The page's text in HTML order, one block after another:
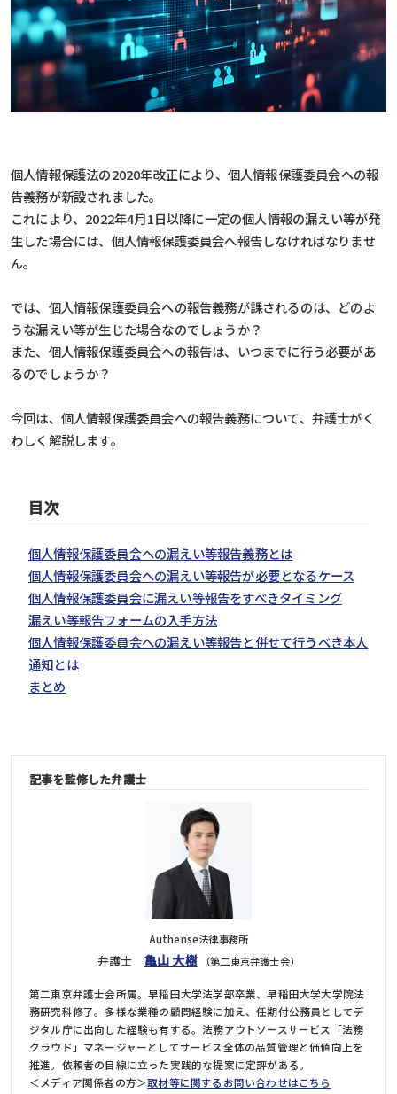
個人情報保護法の2020年改正により、個人情報保護委員会への報
告義務が新設されました。
これにより、2022年4月1日以降に一定の個人情報の漏えい等が発
生した場合には、個人情報保護委員会へ報告しなければなりませ
ん。
では、個人情報保護委員会への報告義務が課されるのは、どのよ
うな漏えい等が生じた場合なのでしょうか？
また、個人情報保護委員会への報告は、いつまでに行う必要があ
るのでしょうか？
今回は、個人情報保護委員会への報告義務について、弁護士がく
わしく解説します。
目次
個人情報保護委員会への漏えい等報告義務とは
個人情報保護委員会への漏えい等報告が必要となるケース
個人情報保護委員会に漏えい等報告をすべきタイミング
漏えい等報告フォームの入手方法
個人情報保護委員会への漏えい等報告と併せて行うべき本人
通知とは
まとめ
記事を監修した弁護士
Authense法律事務所
弁護士 亀山 大樹 （第二東京弁護士会）
第二東京弁護士会所属。早稲田大学法学部卒業、早稲田大学大学院法
務研究科修了。多様な業種の顧問経験に加え、任期付公務員としてデ
ジタル庁に出向した経験も有する。法務アウトソースサービス「法務
クラウド」マネージャーとしてサービス全体の品質管理と価値向上を
推進。依頼者の目線に立った実践的な提案に定評がある。
＜メディア関係者の方＞取材等に関するお問い合わせはこちら